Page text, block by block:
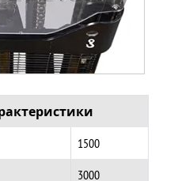
1500
3000